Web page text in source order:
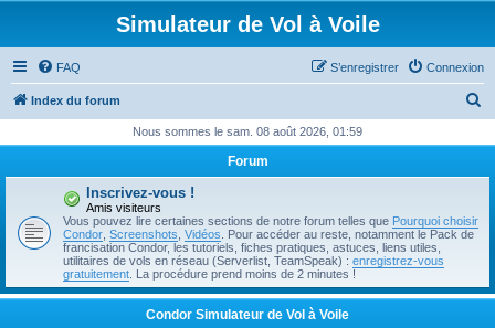
Simulateur de Vol à Voile
FAQ Connexion
S’enregistrer
Index du forum
h
h
Nous sommes le sam. 08 août 2026, 01:59
Forum
Inscrivez-vous !
Amis visiteurs
Vous pouvez lire certaines sections de notre forum telles que Pourquoi choisir
Condor Screenshots Vidéos . Pour accéder au reste, notamment le Pack de
francisation Condor, les tutoriels, fiches pratiques, astuces, liens utiles,
utilitaires de vols en réseau (Serverlist, TeamSpeak) : enregistrez-vous
gratuitement . La procédure prend moins de 2 minutes !
Condor Simulateur de Vol à Voile